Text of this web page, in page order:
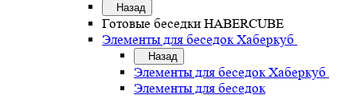
Назад
Готовые беседки HABERCUBE
Элементы для беседок Хаберкуб
Назад
Элементы для беседок Хаберкуб
Элементы для беседок